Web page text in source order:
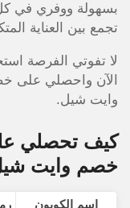
بسهولة ووفري في
تجمع بين العناية
لا تفوتي الفرصة
وايت شيل.
كيف تحصلي
خصم وايت
اسم الكوبون